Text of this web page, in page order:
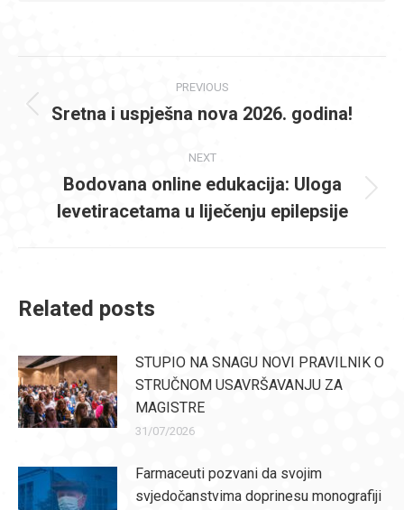
navigation
PREVIOUS
Previous
Sretna i uspješna nova 2026. godina!
NEXT
post:
Bodovana online edukacija: Uloga
levetiracetama u liječenju epilepsije
Related posts
STUPIO NA SNAGU NOVI PRAVILNIK O
STRUČNOM USAVRŠAVANJU ZA
MAGISTRE
31/07/2026
Farmaceuti pozvani da svojim
svjedočanstvima doprinesu monografiji